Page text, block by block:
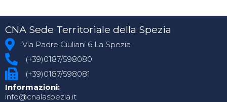
CNA Sede Territoriale della Spezia
Via Padre Giuliani 6 La Spezia
(+39)0187/598080
(+39)0187/598081
Informazioni:
info@cnalaspezia.it